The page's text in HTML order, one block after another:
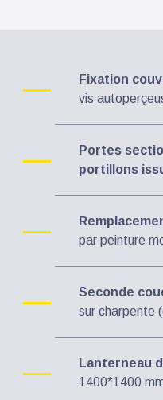
Fixation
vis
Portes
portillons
par peinture
Seconde
sur charpente
Lanterneau
1400*1400